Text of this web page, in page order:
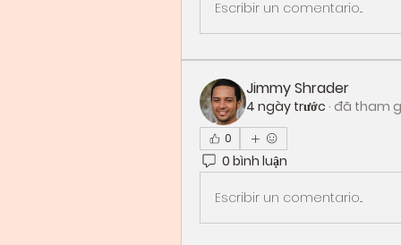
Escribir un comentario...
Jimmy Shrader
4 ngày trước · đã tham
0
0 bình luận
Escribir un comentario...